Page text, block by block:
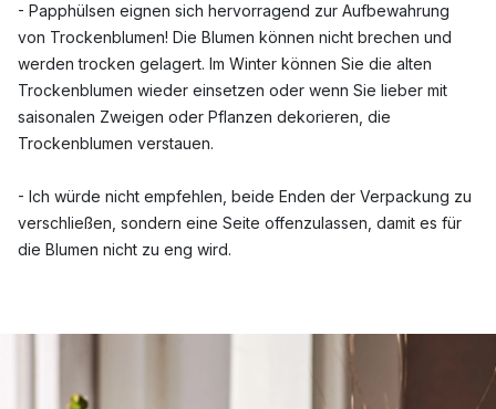
- Papphülsen eignen sich hervorragend zur Aufbewahrung
von Trockenblumen! Die Blumen können nicht brechen und
werden trocken gelagert. Im Winter können Sie die alten
Trockenblumen wieder einsetzen oder wenn Sie lieber mit
saisonalen Zweigen oder Pflanzen dekorieren, die
Trockenblumen verstauen.
- Ich würde nicht empfehlen, beide Enden der Verpackung zu
verschließen, sondern eine Seite offenzulassen, damit es für
die Blumen nicht zu eng wird.